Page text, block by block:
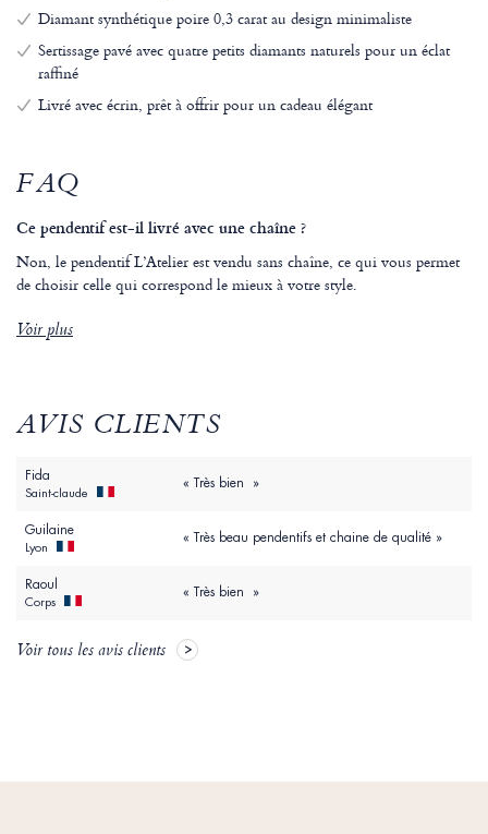
Diamant synthétique poire 0,3 carat au design minimaliste
Sertissage pavé avec quatre petits diamants naturels pour un éclat
raffiné
Livré avec écrin, prêt à offrir pour un cadeau élégant
FAQ
Ce pendentif est-il livré avec une chaîne ?
Non, le pendentif L’Atelier est vendu sans chaîne, ce qui vous permet
de choisir celle qui correspond le mieux à votre style.
Voir plus
AVIS CLIENTS
Fida
Saint-claude
« Très bien »
Guilaine
Lyon
« Très beau pendentifs et chaine de qualité »
Raoul
Corps
« Très bien »
Voir tous les avis clients